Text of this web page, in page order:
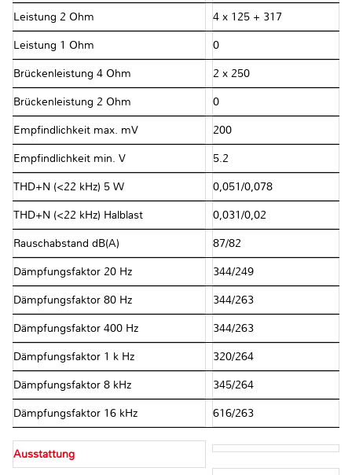
Leistung 2 Ohm 4 x 125 + 317
Leistung 1 Ohm 0
Brückenleistung 4 Ohm 2 x 250
Brückenleistung 2 Ohm 0
Empfindlichkeit max. mV 200
Empfindlichkeit min. V 5.2
THD+N (<22 kHz) 5 W 0,051/0,078
THD+N (<22 kHz) Halblast 0,031/0,02
Rauschabstand dB(A) 87/82
Dämpfungsfaktor 20 Hz 344/249
Dämpfungsfaktor 80 Hz 344/263
Dämpfungsfaktor 400 Hz 344/263
Dämpfungsfaktor 1 k Hz 320/264
Dämpfungsfaktor 8 kHz 345/264
Dämpfungsfaktor 16 kHz 616/263
Ausstattung